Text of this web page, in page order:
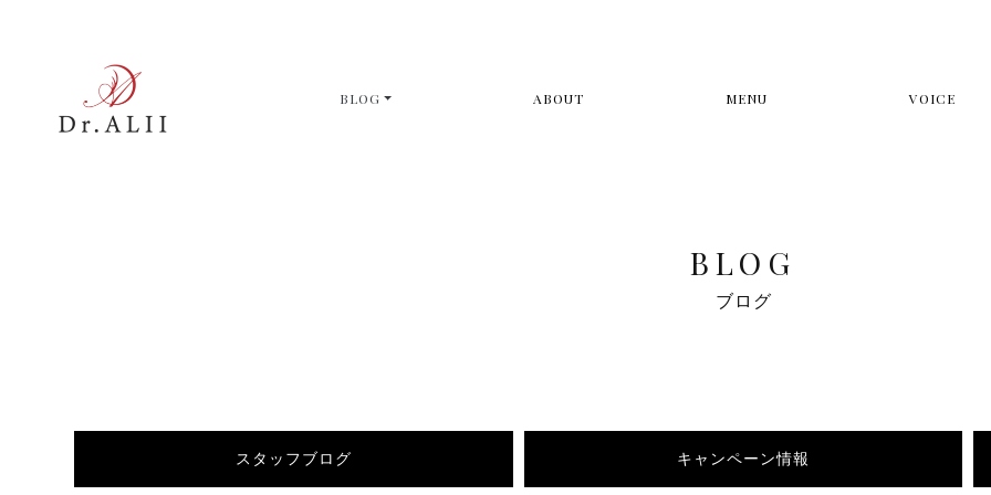
BLOG ABOUT MENU VOICE
BLOG
ブログ
スタッフブログ キャンペーン情報